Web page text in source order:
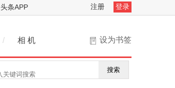
头条APP 注册 登录
设为书签
/ 相 机
搜索